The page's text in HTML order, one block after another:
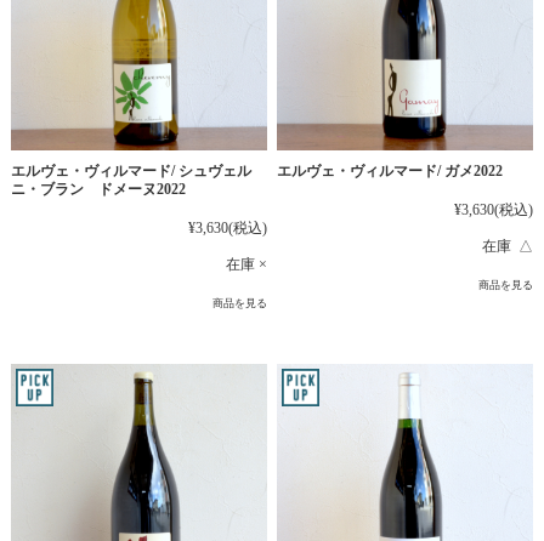
エルヴェ・ヴィルマード/ シュヴェル
ニ・ブラン ドメーヌ2022
¥3,630(税込)
在庫 ×
商品を見る
エルヴェ・ヴィルマード/ ガメ2022
¥3,630(税込)
在庫 △
商品を見る